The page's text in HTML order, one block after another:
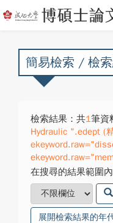
簡易檢索 / 檢
檢索結果：共1筆資
Hydraulic ".edept (
在搜尋的結果範圍
展開檢索結果的年